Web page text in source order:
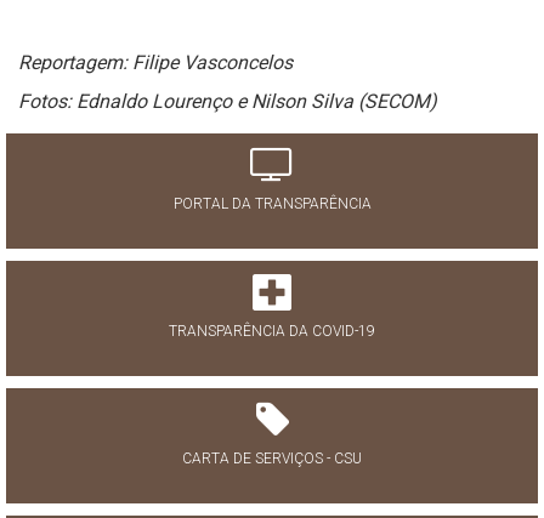
Reportagem: Filipe Vasconcelos
Fotos: Ednaldo Lourenço e Nilson Silva (SECOM)
PORTAL DA TRANSPARÊNCIA
TRANSPARÊNCIA DA COVID-19
CARTA DE SERVIÇOS - CSU